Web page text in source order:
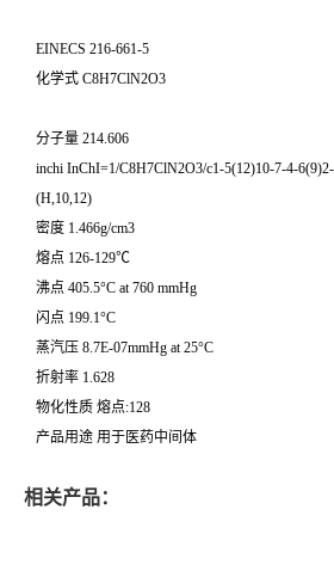
EINECS 216-661-5
化学式 C8H7ClN2O3
分子量 214.606
inchi InChI=1/C8H7ClN2O3/c1-5(12)10-7-4-
(H,10,12)
密度 1.466g/cm3
熔点 126-129℃
沸点 405.5°C at 760 mmHg
闪点 199.1°C
蒸汽压 8.7E-07mmHg at 25°C
折射率 1.628
物化性质 熔点:128
产品用途 用于医药中间体
相关产品：